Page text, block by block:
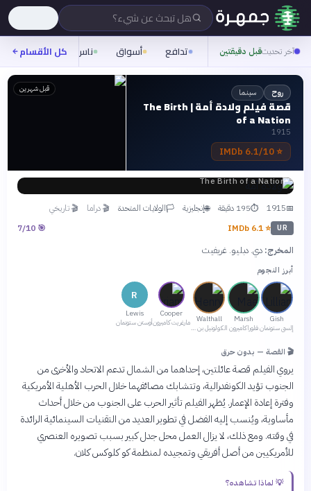
هل تبحث عن شيء؟
آخر تحديثقبل دقيقتين تدافع أسواق ناس روح
كل الأقسام
روح سينما
قصة فيلم ولادة أمة | The Birth
of a Nation
1915
⭐
6.1/10 IMDb
قبل شهرين
The Birth of a Nation
📅
1915
⏱195 دقيقة 🌐إنجليزية 🏳الولايات المتحدة 🎬دراما 🎬تاريخي
UR
⭐
6.1
🎯
7/10
المخرج: دي. دبليو. غريفيث
أبرز النجوم
Gish
إلسي ستونمان
Marsh
فلورا كاميرون
Walthall
الكولونيل بن كاميرون
Cooper
مارغريت كاميرون
R
Lewis
أوستن ستونمان
🎬 القصة — بدون حرق
يروي الفيلم قصة عائلتين، إحداهما من الشمال تدعم الاتحاد والأخرى من
الجنوب تؤيد الكونفدرالية، وتتشابك مصائفهما خلال الحرب الأهلية الأمريكية
وفترة إعادة الإعمار. يُظهر الفيلم تأثير الحرب على الجنوب من خلال أحداث
مأساوية، ويُنسب إليه الفضل في تطوير العديد من التقنيات السينمائية الرائدة
في وقته. ومع ذلك، لا يزال العمل محل جدل كبير بسبب تصويره العنصري
للأمريكيين من أصل أفريقي وتمجيده لمنظمة كو كلوكس كلان.
💡 لماذا تشاهده؟